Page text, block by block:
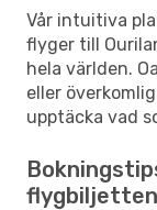
Vår intuitiva
flyger till
hela världen.
eller
upptäcka vad